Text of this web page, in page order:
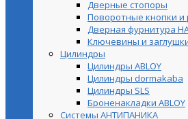
Дверные стопоры
Поворотные кнопки и
Дверная фурнитура
Ключевины и
Цилиндры
Цилиндры ABLOY
Цилиндры dormakaba
Цилиндры SLS
Броненакладки ABLOY
Системы АНТИПАНИКА